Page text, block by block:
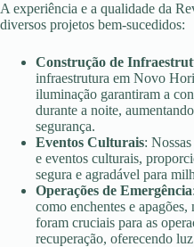
A experiência e a qualidade da
diversos projetos bem-sucedidos:
Construção de
infraestrutura em Novo
iluminação garantiram a
durante a noite,
segurança.
Eventos Culturais:
e eventos culturais,
segura e agradável para
Operações de Emergência
como enchentes e
foram cruciais para as
recuperação, oferecendo